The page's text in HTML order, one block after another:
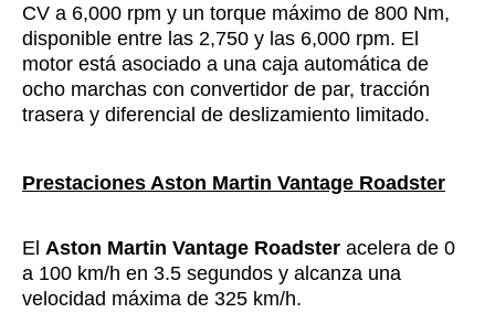
CV a 6,000 rpm y un torque máximo de 800 Nm,
disponible entre las 2,750 y las 6,000 rpm. El
motor está asociado a una caja automática de
ocho marchas con convertidor de par, tracción
trasera y diferencial de deslizamiento limitado.
Prestaciones Aston Martin Vantage Roadster
El Aston Martin Vantage Roadster acelera de 0
a 100 km/h en 3.5 segundos y alcanza una
velocidad máxima de 325 km/h.